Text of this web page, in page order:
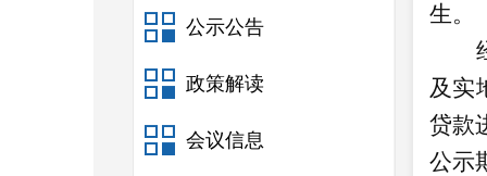
公示公告
政策解读
会议信息
生。
及实
贷款
公示